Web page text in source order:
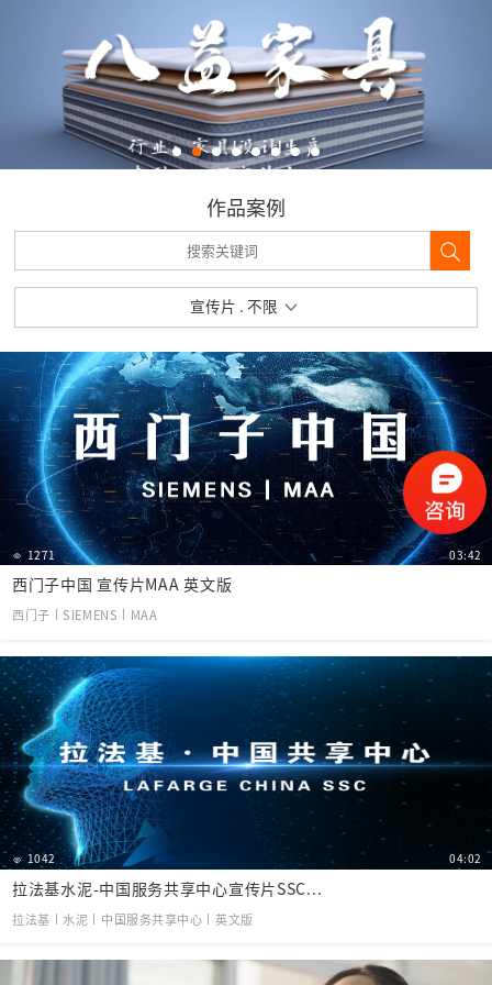
作品案例
宣传片 . 不限
1271 03:42
西门子中国 宣传片MAA 英文版
西门子丨SIEMENS丨MAA
1042 04:02
拉法基水泥-中国服务共享中心宣传片SSC...
拉法基丨水泥丨中国服务共享中心丨英文版